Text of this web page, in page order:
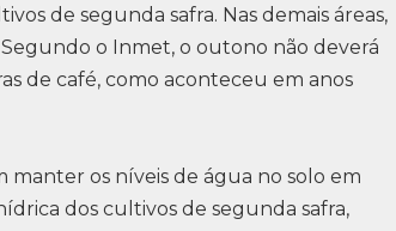
de segunda safra. Nas demais áreas,
o Inmet, o outono não deverá
de café, como aconteceu em anos
manter os níveis de água no solo em
dos cultivos de segunda safra,